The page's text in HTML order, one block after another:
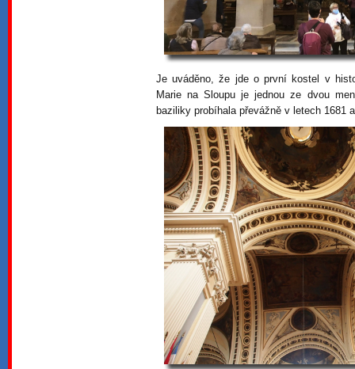
Je uváděno, že jde o první kostel v
Marie na Sloupu je jednou ze dvou
baziliky probíhala převážně v letech 1681